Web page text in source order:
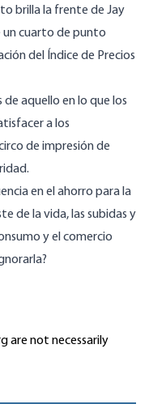
brilla la frente de Jay
un cuarto de punto
del Índice de Precios
aquello en lo que los
a los
de impresión de
en el ahorro para la
de la vida, las subidas y
y el comercio
are not necessarily